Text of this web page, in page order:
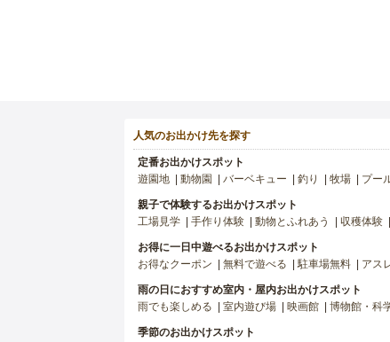
人気のお出かけ先を探す
定番お出かけスポット
遊園地
動物園 バーベキュー 釣り 牧場 プー
親子で体験するお出かけスポット
工場見学
手作り体験 動物とふれあう 収穫体験
お得に一日中遊べるお出かけスポット
お得なクーポン
無料で遊べる 駐車場無料 アス
雨の日におすすめ室内・屋内お出かけスポット
雨でも楽しめる
室内遊び場 映画館 博物館・科
季節のお出かけスポット